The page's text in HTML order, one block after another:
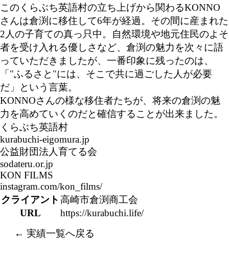
このくらぶち英語村の立ち上げから関わるKONNO
さんは倉渕に移住して6年が経過。その間に産まれた
2人の子育ての真っ只中。自然環境や地元住民のよそ
者を受け入れる優しさなど、倉渕の魅力を次々に語
っていただきましたが、一番印象に残ったのは、
「"ふるさと"には、そこで共に過ごした人が必要
だ」という言葉。
KONNOさんの様な移住者たちが、将来の倉渕の魅
力を高めていくのだと確信することが出来ました。
くらぶち英語村
kurabuchi-eigomura.jp
公益財団法人育てる会
sodateru.or.jp
KON FILMS
instagram.com/kon_films/
クライアント 高崎市倉渕商工会
URL
https://kurabuchi.life/
← 実績一覧へ戻る